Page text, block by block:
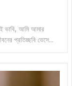
ভাবি, আমি আমার
প্রতিচ্ছবি ভেসে...